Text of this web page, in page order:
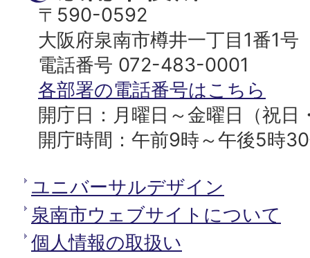
南
市
役
所
〒590-0592
大阪府泉南市樽井一丁目1番1号
電話番号 072-483-0001
各部署の電話番号はこちら
開庁日：月曜日～金曜日（祝日
開庁時間：午前9時～午後5時
ユニバーサルデザイン
泉南市ウェブサイトについて
個人情報の取扱い